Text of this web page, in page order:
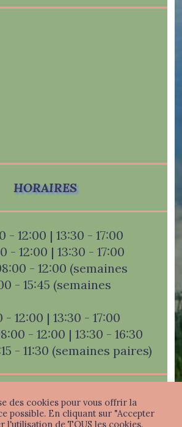
HORAIRES
- 12:00 | 13:30 - 17:00
- 12:00 | 13:30 - 17:00
- 12:00 (semaines
- 15:45 (semaines
12:00 | 13:30 - 17:00
- 12:00 | 13:30 - 16:30
- 11:30 (semaines paires)
des cookies pour vous offrir la
possible. En cliquant sur "Accepter
l'utilisation de TOUS les cookies.